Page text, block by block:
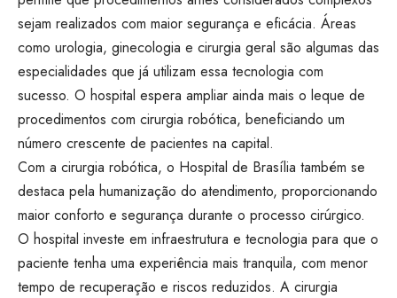
sejam realizados com maior segurança e eficácia. Áreas
como urologia, ginecologia e cirurgia geral são algumas das
especialidades que já utilizam essa tecnologia com
sucesso. O hospital espera ampliar ainda mais o leque de
procedimentos com cirurgia robótica, beneficiando um
número crescente de pacientes na capital.
Com a cirurgia robótica, o Hospital de Brasília também se
destaca pela humanização do atendimento, proporcionando
maior conforto e segurança durante o processo cirúrgico.
O hospital investe em infraestrutura e tecnologia para que o
paciente tenha uma experiência mais tranquila, com menor
tempo de recuperação e riscos reduzidos. A cirurgia